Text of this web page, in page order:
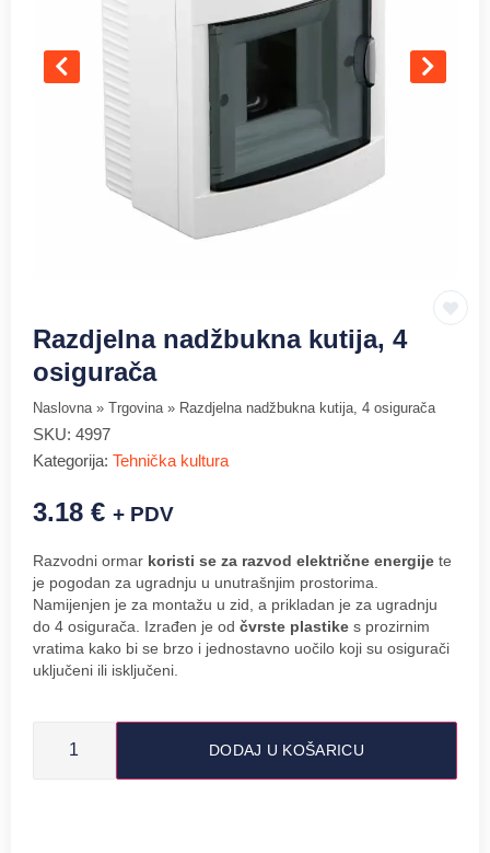
Razdjelna nadžbukna kutija, 4
osigurača
Naslovna » Trgovina » Razdjelna nadžbukna kutija, 4 osigurača
SKU: 4997
Kategorija: Tehnička kultura
3.18 € + PDV
Razvodni ormar koristi se za razvod električne energije te
je pogodan za ugradnju u unutrašnjim prostorima.
Namijenjen je za montažu u zid, a prikladan je za ugradnju
do 4 osigurača. Izrađen je od čvrste plastike s prozirnim
vratima kako bi se brzo i jednostavno uočilo koji su osigurači
uključeni ili isključeni.
DODAJ U KOŠARICU